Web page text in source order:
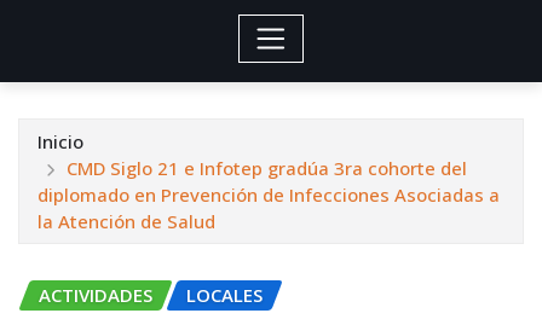
Inicio
CMD Siglo 21 e Infotep gradúa 3ra cohorte del
diplomado en Prevención de Infecciones Asociadas a
la Atención de Salud
ACTIVIDADES LOCALES